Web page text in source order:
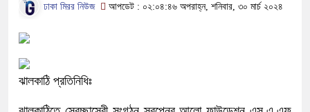
ঢাকা মিরর নিউজ আপডেট : ০২:০৪:৪৬ অপরাহ্ন, শনিবার, ৩০ মার্চ ২০২৪
ঝালকাঠি প্রতিনিধিঃ